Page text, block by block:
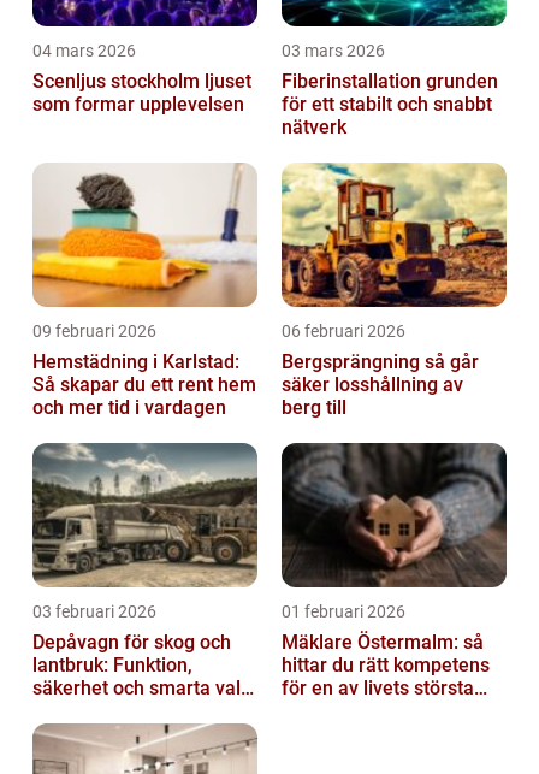
04 mars 2026
Scenljus stockholm ljuset
som formar upplevelsen
03 mars 2026
Fiberinstallation grunden
för ett stabilt och snabbt
nätverk
09 februari 2026
Hemstädning i Karlstad:
Så skapar du ett rent hem
och mer tid i vardagen
06 februari 2026
Bergsprängning så går
säker losshållning av
berg till
03 februari 2026
Depåvagn för skog och
lantbruk: Funktion,
säkerhet och smarta val
01 februari 2026
Mäklare Östermalm: så
hittar du rätt kompetens
för en av livets största